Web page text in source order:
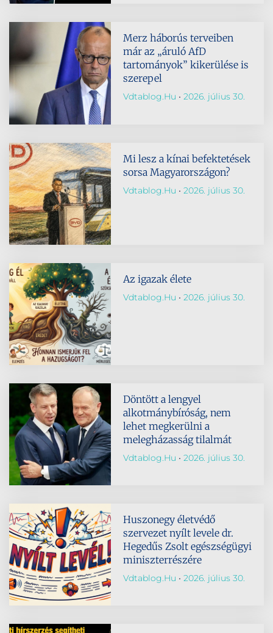
Merz háborús terveiben
már az „áruló AfD
tartományok” kikerülése is
szerepel
Vdtablog.hu 2026. július 30.
Mi lesz a kínai befektetések
sorsa Magyarországon?
Vdtablog.hu 2026. július 30.
Az igazak élete
Vdtablog.hu 2026. július 30.
Döntött a lengyel
alkotmánybíróság, nem
lehet megkerülni a
melegházasság tilalmát
Vdtablog.hu 2026. július 30.
Huszonegy életvédő
szervezet nyílt levele dr.
Hegedűs Zsolt egészségügyi
miniszterrészére
Vdtablog.hu 2026. július 30.